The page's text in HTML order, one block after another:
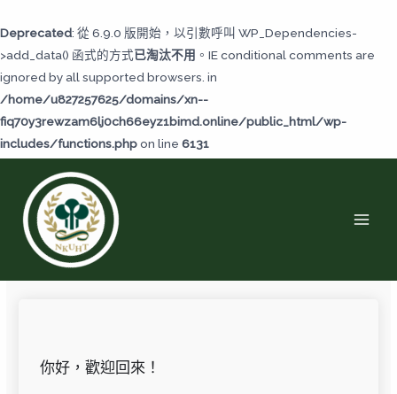
Deprecated: 從 6.9.0 版開始，以引數呼叫 WP_Dependencies-
>add_data() 函式的方式已淘汰不用 。IE conditional comments are
ignored by all supported browsers. in
/home/u827257625/domains/xn--
fiq70y3rewzam6lj0ch66eyz1bimd.online/public_html/wp-
includes/functions.phpon line 6131
至
主
要
內
容
你好，歡迎回來！